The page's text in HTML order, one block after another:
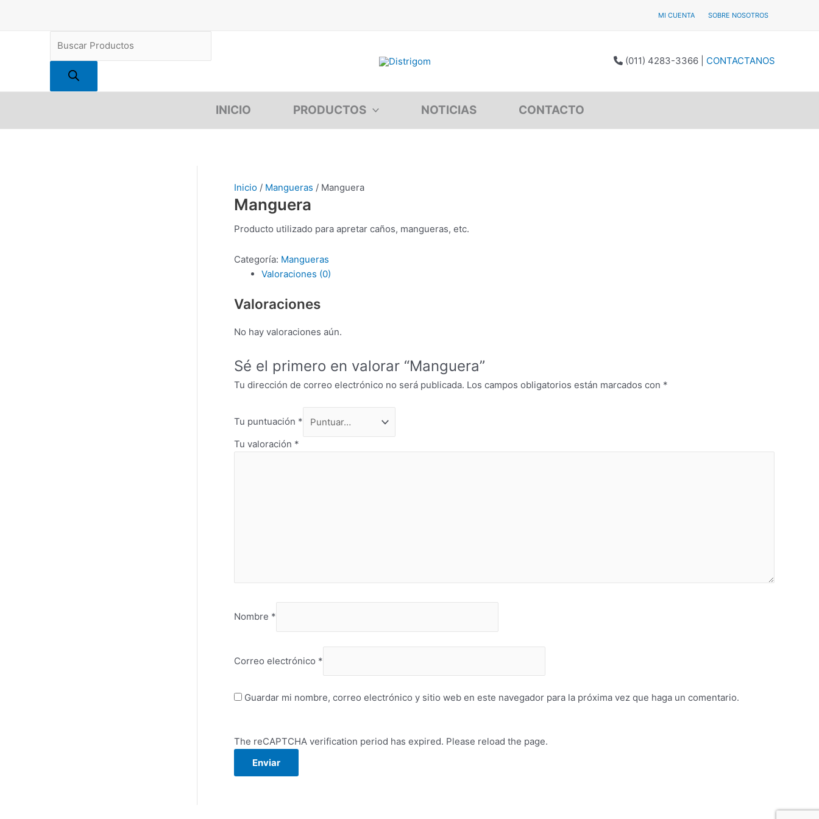
MI CUENTA SOBRE NOSOTROS
search
(011) 4283-3366 CONTACTANOS
INICIO PRODUCTOS NOTICIAS CONTACTO
Inicio / Mangueras / Manguera
Manguera
Producto utilizado para apretar caños, mangueras, etc.
Categoría: Mangueras
Valoraciones (0)
Valoraciones
No hay valoraciones aún.
Sé el primero en valorar “Manguera”
Tu dirección de correo electrónico no será publicada. Los campos obligatorios están marcados con *
Tu puntuación *
Tu valoración *
Nombre *
Correo electrónico *
Guardar mi nombre, correo electrónico y sitio web en este navegador para la próxima vez que haga un comentario.
The reCAPTCHA verification period has expired. Please reload the page.